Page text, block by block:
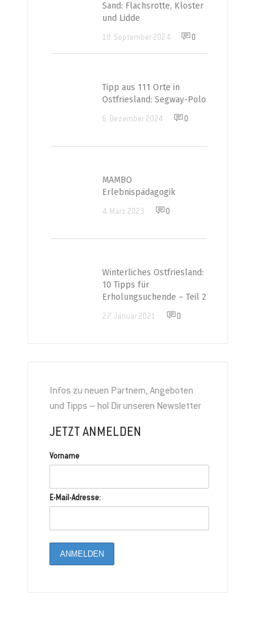
Sand: Flachsrotte, Kloster
und Lidde
18. September 2024 0
Tipp aus 111 Orte in
Ostfriesland: Segway-Polo
6. Dezember 2024 0
MAMBO
Erlebnispädagogik
4. März 2023 0
Winterliches Ostfriesland:
10 Tipps für
Erholungsuchende – Teil 2
27. Januar 2021 0
Infos zu neuen Partnern, Angeboten
und Tipps – hol Dir unseren Newsletter
JETZT ANMELDEN
Vorname
E-Mail-Adresse: